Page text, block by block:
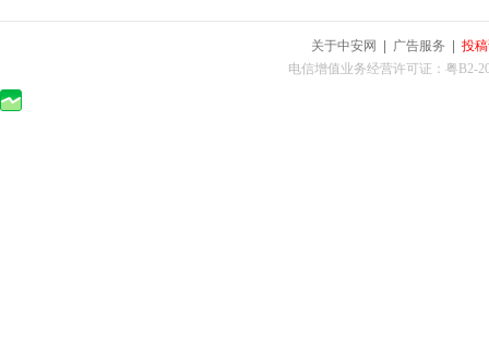
关于中安网 广告服务
投
电信增值业务经营许可证：粤